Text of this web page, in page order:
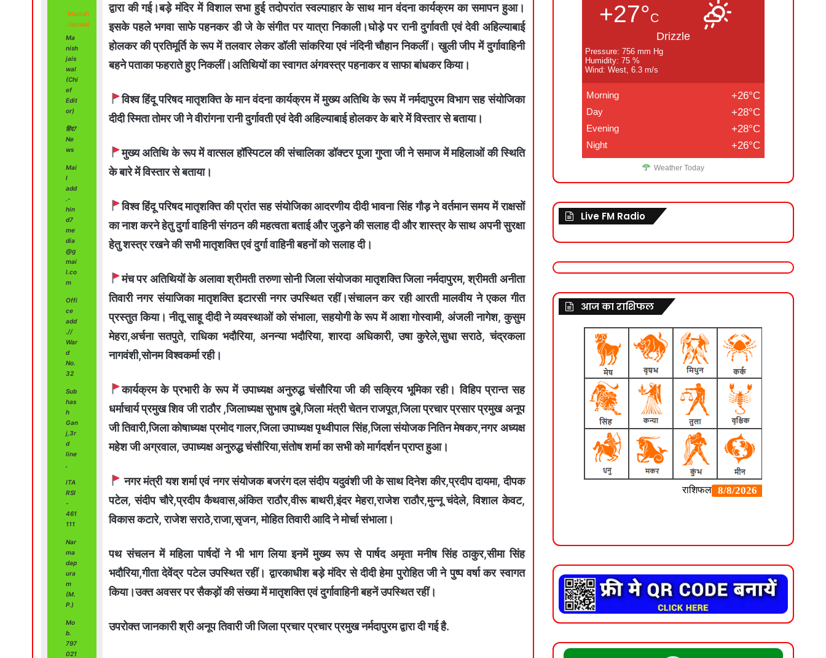
Manish
Jaiswal
Ma
nish
jais
wal
(Chi
ef
Edit
or)
हिंद7
Ne
ws
Mai
l
add
.-
hin
d7
me
dia
@g
mai
l.co
m
Offi
ce
add
.//
War
d
No.
32
Sub
has
h
Gan
j,3r
d
line
ITA
RSI
-
461
111
Nar
ma
dap
ura
m
(M.
P.)
Mo
b.
797
021
द्वारा की गई।बड़े मंदिर में विशाल सभा हुई तदोपरांत स्वल्पाहार के साथ मान वंदना कार्यक्रम का समापन हुआ।
इसके पहले भगवा साफे पहनकर डी जे के संगीत पर यात्रा निकाली।घोड़े पर रानी दुर्गावती एवं देवी अहिल्याबाई
होलकर की प्रतिमूर्ति के रूप में तलवार लेकर डॉली सांकरिया एवं नंदिनी चौहान निकलीं। खुली जीप में दुर्गावाहिनी
बहने पताका फहराते हुए निकलीं।अतिथियों का स्वागत अंगवस्त्र पहनाकर व साफा बांधकर किया।
विश्व हिंदू परिषद मातृशक्ति के मान वंदना कार्यक्रम में मुख्य अतिथि के रूप में नर्मदापुरम विभाग सह संयोजिका
दीदी स्मिता तोमर जी ने वीरांगना रानी दुर्गावती एवं देवी अहिल्याबाई होलकर के बारे में विस्तार से बताया।
मुख्य अतिथि के रूप में वात्सल हॉस्पिटल की संचालिका डॉक्टर पूजा गुप्ता जी ने समाज में महिलाओं की स्थिति
के बारे में विस्तार से बताया।
विश्व हिंदू परिषद मातृशक्ति की प्रांत सह संयोजिका आदरणीय दीदी भावना सिंह गौड़ ने वर्तमान समय में राक्षसों
का नाश करने हेतु दुर्गा वाहिनी संगठन की महत्वता बताई और जुड़ने की सलाह दी और शास्त्र के साथ अपनी सुरक्षा
हेतु शस्त्र रखने की सभी मातृशक्ति एवं दुर्गा वाहिनी बहनों को सलाह दी।
मंच पर अतिथियों के अलावा श्रीमती तरुणा सोनी जिला संयोजका मातृशक्ति जिला नर्मदापुरम, श्रीमती अनीता
तिवारी नगर संयाजिका मातृशक्ति इटारसी नगर उपस्थित रहीं।संचालन कर रही आरती मालवीय ने एकल गीत
प्रस्तुत किया। नीतू साहू दीदी ने व्यवस्थाओं को संभाला, सहयोगी के रूप में आशा गोस्वामी, अंजली नागेश, कुसुम
मेहरा,अर्चना सतपुते, राधिका भदौरिया, अनन्या भदौरिया, शारदा अधिकारी, उषा कुरेले,सुधा सराठे, चंद्रकला
नागवंशी,सोनम विश्वकर्मा रही।
कार्यक्रम के प्रभारी के रूप में उपाध्यक्ष अनुरुद्ध चंसौरिया जी की सक्रिय भूमिका रही। विहिप प्रान्त सह
धर्माचार्य प्रमुख शिव जी राठौर ,जिलाध्यक्ष सुभाष दुबे,जिला मंत्री चेतन राजपूत,जिला प्रचार प्रसार प्रमुख अनूप
जी तिवारी,जिला कोषाध्यक्ष प्रमोद गालर,जिला उपाध्यक्ष पृथ्वीपाल सिंह,जिला संयोजक नितिन मेषकर,नगर अध्यक्ष
महेश जी अग्रवाल, उपाध्यक्ष अनुरुद्ध चंसौरिया,संतोष शर्मा का सभी को मार्गदर्शन प्राप्त हुआ।
नगर मंत्री यश शर्मा एवं नगर संयोजक बजरंग दल संदीप यदुवंशी जी के साथ दिनेश कीर,प्रदीप दायमा, दीपक
पटेल, संदीप चौरे,प्रदीप कैथवास,अंकित राठौर,वीरू बाथरी,इंदर मेहरा,राजेश राठौर,मुन्नू चंदेले, विशाल केवट,
विकास कटारे, राजेश सराठे,राजा,सृजन, मोहित तिवारी आदि ने मोर्चा संभाला।
पथ संचलन में महिला पार्षदों ने भी भाग लिया इनमें मुख्य रूप से पार्षद अमृता मनीष सिंह ठाकुर,सीमा सिंह
भदौरिया,गीता देवेंद्र पटेल उपस्थित रहीं। द्वारकाधीश बड़े मंदिर से दीदी हेमा पुरोहित जी ने पुष्प वर्षा कर स्वागत
किया।उक्त अवसर पर सैकड़ों की संख्या में मातृशक्ति एवं दुर्गावाहिनी बहनें उपस्थित रहीं।
उपरोक्त जानकारी श्री अनूप तिवारी जी जिला प्रचार प्रचार प्रमुख नर्मदापुरम द्वारा दी गई है.
+27°C
Drizzle
Pressure: 756 mm Hg
Humidity: 75 %
Wind: West, 6.3 m/s
Morning +26°C
Day +28°C
Evening +28°C
Night +26°C
Weather Today
Live FM Radio
आज का राशिफल